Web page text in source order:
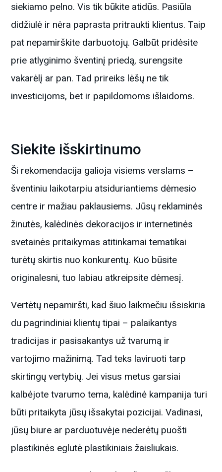
siekiamo pelno. Vis tik būkite atidūs. Pasiūla
didžiulė ir nėra paprasta pritraukti klientus. Taip
pat nepamirškite darbuotojų. Galbūt pridėsite
prie atlyginimo šventinį priedą, surengsite
vakarėlį ar pan. Tad prireiks lėšų ne tik
investicijoms, bet ir papildomoms išlaidoms.
Siekite išskirtinumo
Ši rekomendacija galioja visiems verslams –
šventiniu laikotarpiu atsiduriantiems dėmesio
centre ir mažiau paklausiems. Jūsų reklaminės
žinutės, kalėdinės dekoracijos ir internetinės
svetainės pritaikymas atitinkamai tematikai
turėtų skirtis nuo konkurentų. Kuo būsite
originalesni, tuo labiau atkreipsite dėmesį.
Vertėtų nepamiršti, kad šiuo laikmečiu išsiskiria
du pagrindiniai klientų tipai – palaikantys
tradicijas ir pasisakantys už tvarumą ir
vartojimo mažinimą. Tad teks laviruoti tarp
skirtingų vertybių. Jei visus metus garsiai
kalbėjote tvarumo tema, kalėdinė kampanija turi
būti pritaikyta jūsų išsakytai pozicijai. Vadinasi,
jūsų biure ar parduotuvėje nederėtų puošti
plastikinės eglutė plastikiniais žaisliukais.